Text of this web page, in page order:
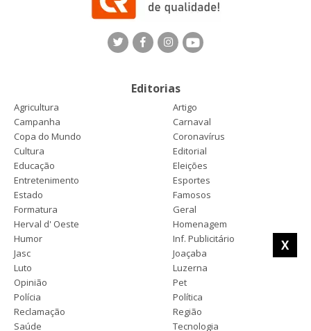
X
Editorias
Agricultura
Artigo
Campanha
Carnaval
Copa do Mundo
Coronavírus
Cultura
Editorial
Educação
Eleições
Entretenimento
Esportes
Estado
Famosos
Formatura
Geral
Herval d' Oeste
Homenagem
Humor
Inf. Publicitário
Jasc
Joaçaba
Luto
Luzerna
Opinião
Pet
Polícia
Política
Reclamação
Região
Saúde
Tecnologia